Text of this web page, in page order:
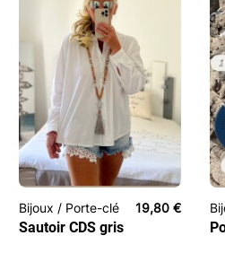
Bijoux / Porte-clé 19,80€
Sautoir CDS gris